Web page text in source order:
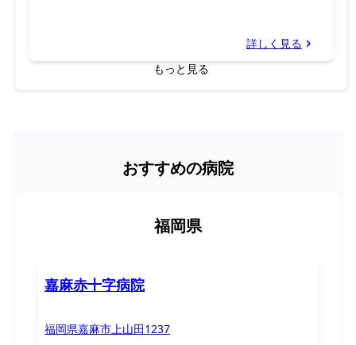
詳しく見る
もっと見る
おすすめの病院
福岡県
嘉麻赤十字病院
福岡県嘉麻市上山田1237